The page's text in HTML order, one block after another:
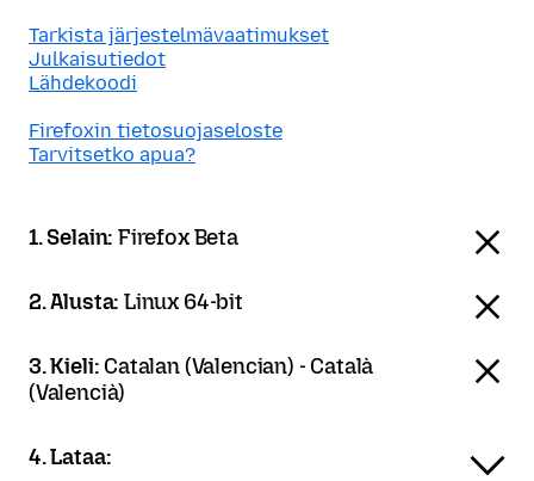
Tarkista järjestelmävaatimukset
Julkaisutiedot
Lähdekoodi
Firefoxin tietosuojaseloste
Tarvitsetko apua?
1. Selain:Firefox Beta
2. Alusta:Linux 64-bit
3. Kieli: Catalan (Valencian) - Català
(Valencià)
4. Lataa: